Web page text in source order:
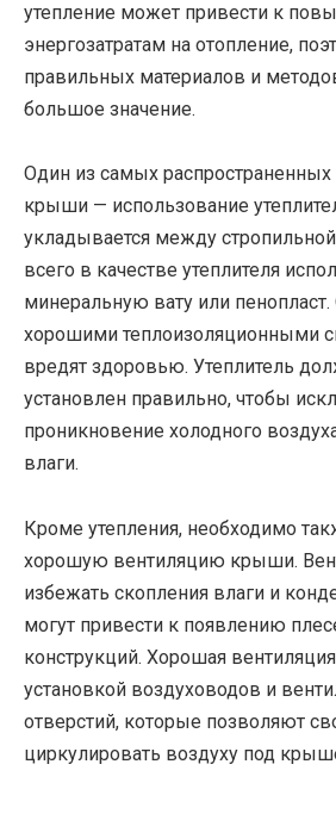
утепление может привести к
энергозатратам на отопление,
правильных материалов и
большое значение.
Один из самых распространенных
крыши — использование
укладывается между
всего в качестве утеплителя
минеральную вату или
хорошими теплоизоляционными
вредят здоровью. Утеплитель
установлен правильно, чтобы
проникновение холодного
влаги.
Кроме утепления, необходимо
хорошую вентиляцию крыши.
избежать скопления влаги и
могут привести к появлению
конструкций. Хорошая
установкой воздуховодов и
отверстий, которые позволяют
циркулировать воздуху под